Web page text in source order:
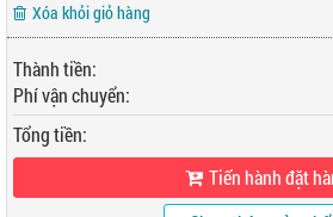
Xóa khỏi giỏ hàng
Thành tiền:
Phí vận chuyển:
Tổng tiền:
Tiến hành đặt